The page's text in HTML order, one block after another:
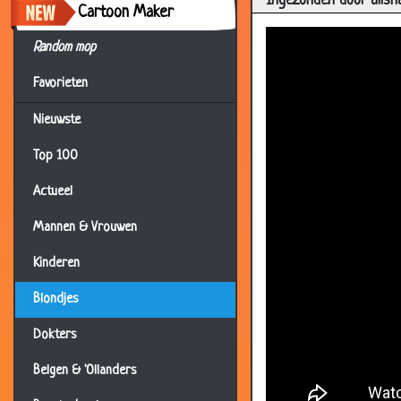
Cartoon Maker
Random mop
Favorieten
Nieuwste
Top 100
Actueel
Mannen & Vrouwen
Kinderen
Blondjes
Dokters
Belgen & 'Ollanders
05 Apr 2019